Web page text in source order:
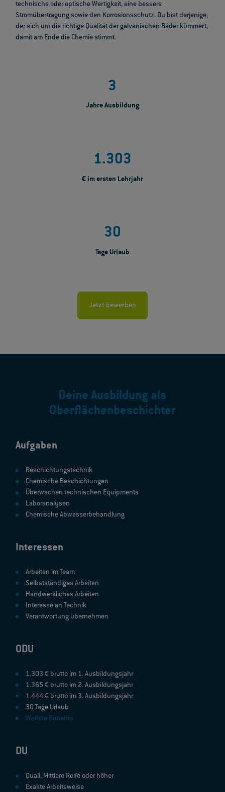
technische oder optische Wertigkeit, eine bessere
Stromübertragung sowie den Korrosionsschutz. Du bist derjenige,
der sich um die richtige Qualität der galvanischen Bäder kümmert,
damit am Ende die Chemie stimmt.
3
Jahre Ausbildung
1.303
€ im ersten Lehrjahr
30
Tage Urlaub
Jetzt bewerben
Deine Ausbildung als
Oberflächenbeschichter
Aufgaben
Beschichtungstechnik
Chemische Beschichtungen
Überwachen technischen Equipments
Laboranalysen
Chemische Abwasserbehandlung
Interessen
Arbeiten im Team
Selbstständiges Arbeiten
Handwerkliches Arbeiten
Interesse an Technik
Verantwortung übernehmen
ODU
1.303 € brutto im 1. Ausbildungsjahr
1.365 € brutto im 2. Ausbildungsjahr
1.444 € brutto im 3. Ausbildungsjahr
30 Tage Urlaub
Weitere Benefits
DU
Quali, Mittlere Reife oder höher
Exakte Arbeitsweise